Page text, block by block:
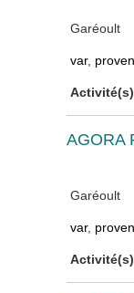
Garéoult
var,
AGORA
Garéoult
var,